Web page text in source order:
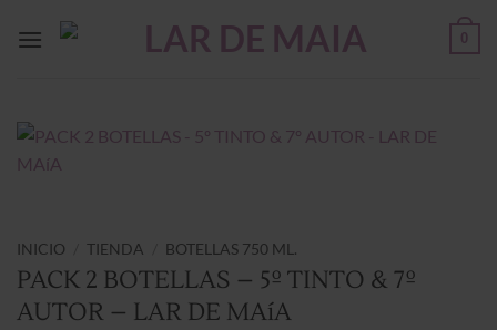
0
INICIO TIENDA BOTELLAS 750 ML.
PACK 2 BOTELLAS – 5º TINTO & 7º
AUTOR – LAR DE MAíA